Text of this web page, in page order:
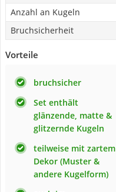
Anzahl an Kugeln
Bruchsicherheit
Vorteile
bruchsicher
Set enthält
glänzende, matte &
glitzernde Kugeln
teilweise mit zartem
Dekor (Muster &
andere Kugelform)